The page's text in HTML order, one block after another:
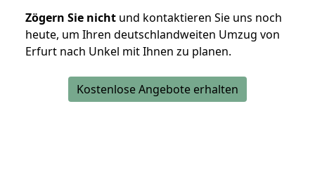
Zögern Sie nicht und kontaktieren Sie uns noch
heute, um Ihren deutschlandweiten Umzug von
Erfurt nach Unkel mit Ihnen zu planen.
Kostenlose Angebote erhalten